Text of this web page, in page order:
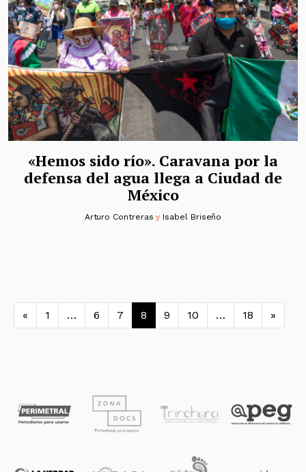
«Hemos sido río». Caravana por la
defensa del agua llega a Ciudad de
México
Arturo Contreras y Isabel Briseño
Navegación de entradas
« 1 … 6 7 8 9 10 … 18 »